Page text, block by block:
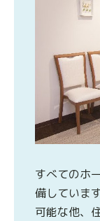
すべてのホ
備していま
可能な他、